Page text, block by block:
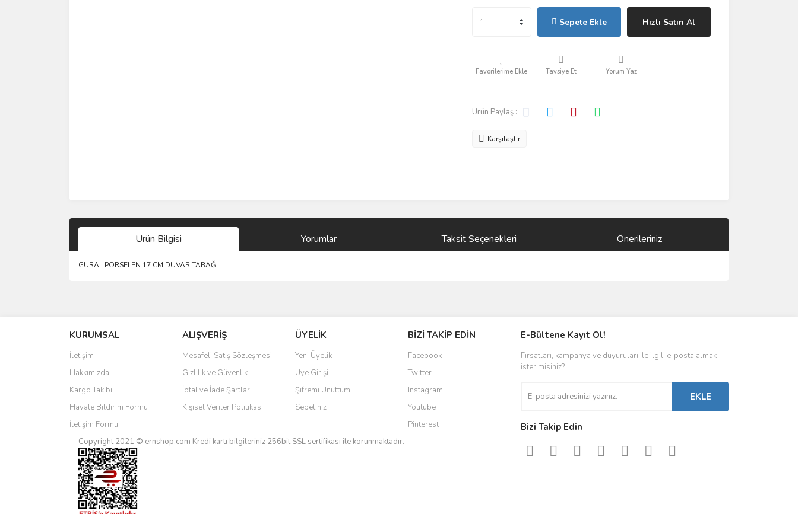
Sepete Ekle Hızlı Satın Al
Tavsiye Et Yorum Yaz
Ürün Paylaş :
Karşılaştır
Ürün Bilgisi Yorumlar Taksit Seçenekleri Önerileriniz
GÜRAL PORSELEN 17 CM DUVAR TABAĞI
Ürün resmi kalitesiz, bozuk veya görüntülenemiyor.
Ürün açıklamasında eksik bilgiler bulunuyor.
Ürün bilgilerinde hatalar bulunuyor.
Ürün fiyatı diğer sitelerden daha pahalı.
Bu ürüne benzer farklı alternatifler olmalı.
KURUMSAL
İletişim
Hakkımızda
Kargo Takibi
Havale Bildirim Formu
İletişim Formu
ALIŞVERİŞ
Mesafeli Satış Sözleşmesi
Gizlilik ve Güvenlik
İptal ve İade Şartları
Kişisel Veriler Politikası
ÜYELİK
Yeni Üyelik
Üye Girişi
Şifremi Unuttum
Sepetiniz
BİZİ TAKİP EDİN
Facebook
Twitter
Instagram
Youtube
Pinterest
Copyright 2021 © ernshop.com Kredi kartı bilgileriniz 256bit SSL sertifikası ile korunmaktadır.
E-Bültene Kayıt Ol!
Fırsatları, kampanya ve duyuruları ile ilgili e-posta almak
ister misiniz?
EKLE
Bizi Takip Edin